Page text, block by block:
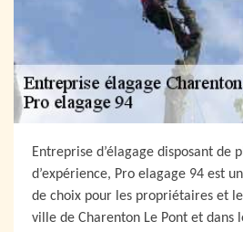
Entreprise d’élagage disposant de
d’expérience, Pro elagage 94 est
de choix pour les propriétaires et
ville de Charenton Le Pont et dans